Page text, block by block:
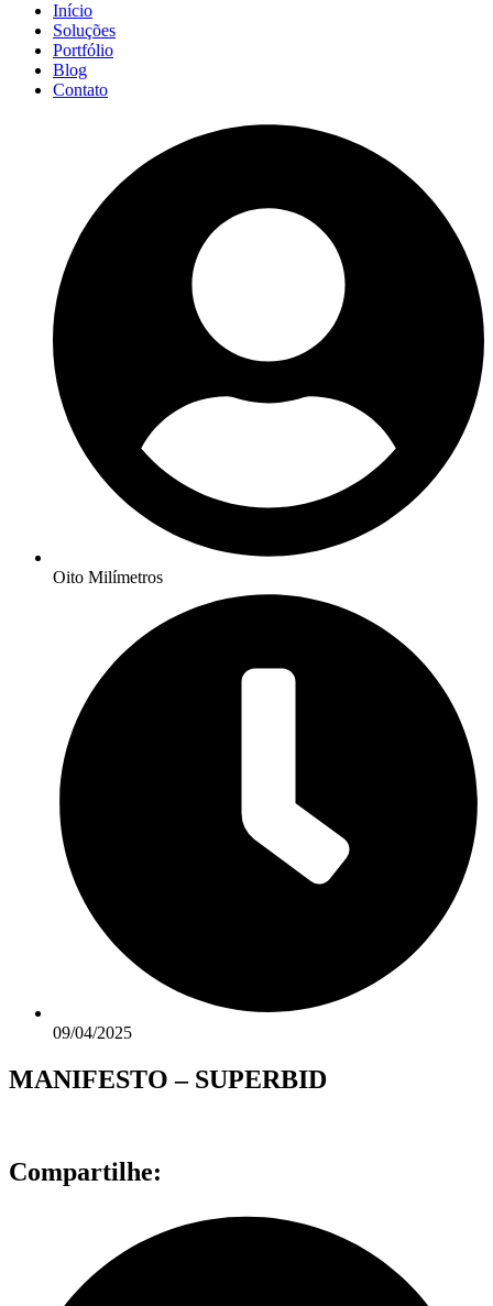
Início
Soluções
Portfólio
Blog
Contato
Oito Milímetros
09/04/2025
MANIFESTO – SUPERBID
Compartilhe: